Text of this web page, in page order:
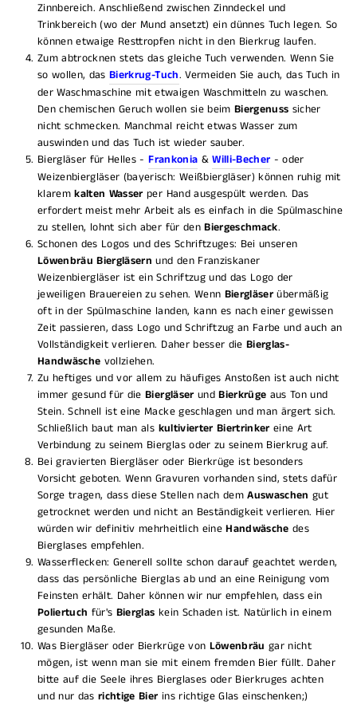
Zinnbereich. Anschließend zwischen Zinndeckel und
Trinkbereich (wo der Mund ansetzt) ein dünnes Tuch legen. So
können etwaige Resttropfen nicht in den Bierkrug laufen.
Zum abtrocknen stets das gleiche Tuch verwenden. Wenn Sie
so wollen, dasBierkrug-Tuch. Vermeiden Sie auch, das Tuch in
der Waschmaschine mit etwaigen Waschmitteln zu waschen.
Den chemischen Geruch wollen sie beim Biergenuss sicher
nicht schmecken. Manchmal reicht etwas Wasser zum
auswinden und das Tuch ist wieder sauber.
Biergläser für Helles -Frankonia &Willi-Becher - oder
Weizenbiergläser (bayerisch: Weißbiergläser) können ruhig mit
klaremkalten Wasser per Hand ausgespült werden. Das
erfordert meist mehr Arbeit als es einfach in die Spülmaschine
zu stellen, lohnt sich aber für denBiergeschmack.
Schonen des Logos und des Schriftzuges: Bei unseren
Löwenbräu Biergläsern und den Franziskaner
Weizenbiergläser ist ein Schriftzug und das Logo der
jeweiligen Brauereien zu sehen. Wenn Biergläser übermäßig
oft in der Spülmaschine landen, kann es nach einer gewissen
Zeit passieren, dass Logo und Schriftzug an Farbe und auch an
Vollständigkeit verlieren. Daher besser die Bierglas-
Handwäsche vollziehen.
Zu heftiges und vor allem zu häufiges Anstoßen ist auch nicht
immer gesund für dieBiergläser undBierkrüge aus Ton und
Stein. Schnell ist eine Macke geschlagen und man ärgert sich.
Schließlich baut man als kultivierter Biertrinker eine Art
Verbindung zu seinem Bierglas oder zu seinem Bierkrug auf.
Bei gravierten Biergläser oder Bierkrüge ist besonders
Vorsicht geboten. Wenn Gravuren vorhanden sind, stets dafür
Sorge tragen, dass diese Stellen nach demAuswaschen gut
getrocknet werden und nicht an Beständigkeit verlieren. Hier
würden wir definitiv mehrheitlich eineHandwäsche des
Bierglases empfehlen.
Wasserflecken: Generell sollte schon darauf geachtet werden,
dass das persönliche Bierglas ab und an eine Reinigung vom
Feinsten erhält. Daher können wir nur empfehlen, dass ein
Poliertuch für's Bierglas kein Schaden ist. Natürlich in einem
gesunden Maße.
Was Biergläser oder Bierkrüge von Löwenbräu gar nicht
mögen, ist wenn man sie mit einem fremden Bier füllt. Daher
bitte auf die Seele ihres Bierglases oder Bierkruges achten
und nur dasrichtige Bier ins richtige Glas einschenken;)